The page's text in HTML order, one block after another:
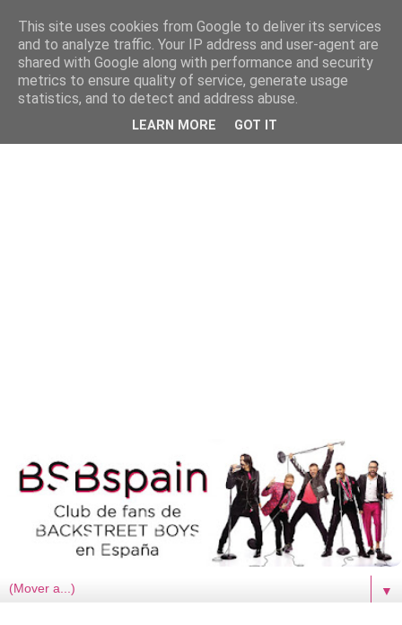
▼
This site uses cookies from Google to deliver its services
and to analyze traffic. Your IP address and user-agent are
shared with Google along with performance and security
metrics to ensure quality of service, generate usage
statistics, and to detect and address abuse.
LEARN MORE GOT IT